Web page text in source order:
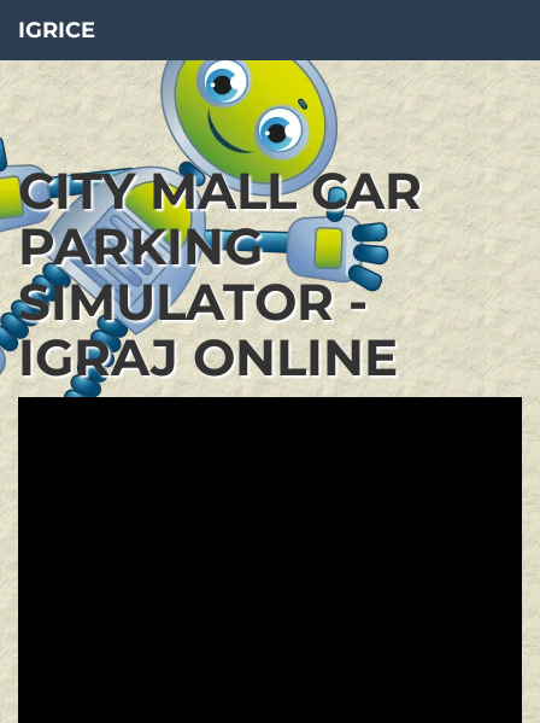
IGRICE
CITY MALL CAR
PARKING
SIMULATOR -
IGRAJ ONLINE